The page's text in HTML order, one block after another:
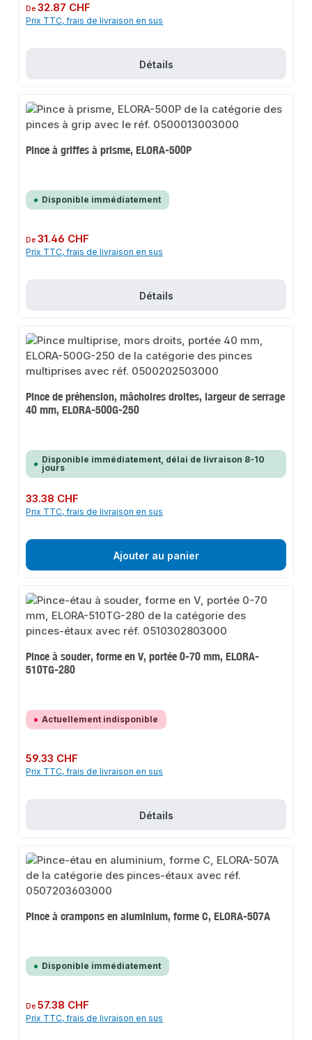
Prix régulier :
De32.87 CHF
Prix TTC, frais de livraison en sus
Détails
Pince à griffes à prisme, ELORA-500P
Disponible immédiatement
Prix régulier :
De31.46 CHF
Prix TTC, frais de livraison en sus
Détails
Pince de préhension, mâchoires droites, largeur de serrage
40 mm, ELORA-500G-250
Disponible immédiatement, délai de livraison 8-10
jours
Prix régulier :
33.38 CHF
Prix TTC, frais de livraison en sus
Ajouter au panier
Pince à souder, forme en V, portée 0-70 mm, ELORA-
510TG-280
Actuellement indisponible
Prix régulier :
59.33 CHF
Prix TTC, frais de livraison en sus
Détails
Pince à crampons en aluminium, forme C, ELORA-507A
Disponible immédiatement
Prix régulier :
De57.38 CHF
Prix TTC, frais de livraison en sus